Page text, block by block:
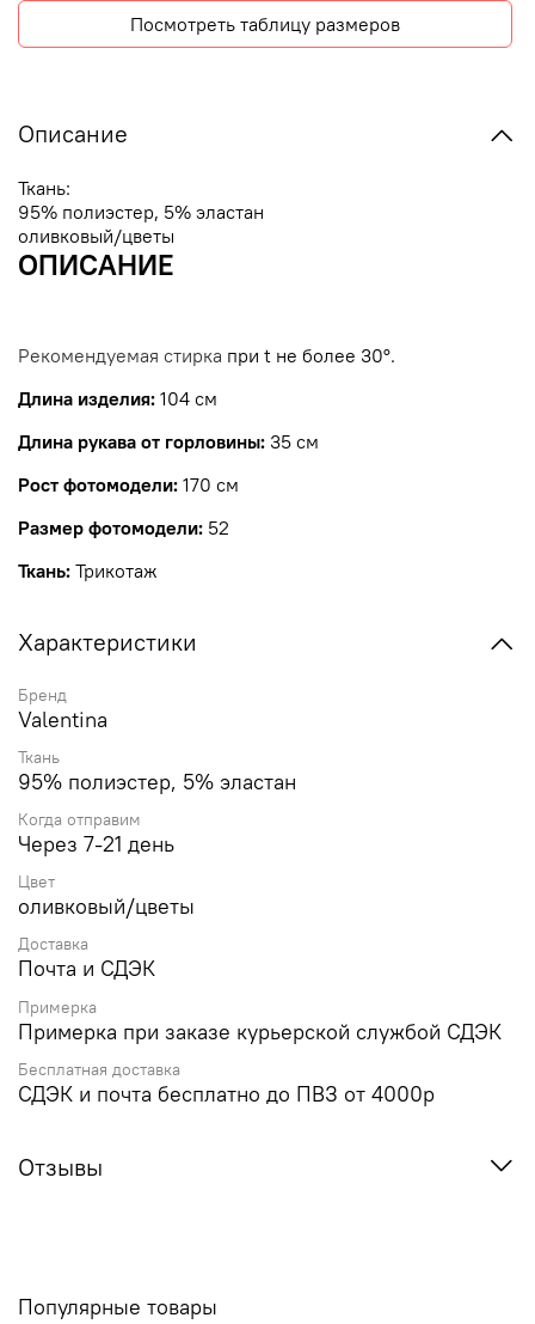
Посмотреть таблицу размеров
Описание
Ткань:
95% полиэстер, 5% эластан
оливковый/цветы
ОПИСАНИЕ
Рекомендуемая стирка при t не более 30°.
Длина изделия: 104 см
Длина рукава от горловины: 35 см
Рост фотомодели: 170 см
Размер фотомодели: 52
Ткань: Трикотаж
Характеристики
Бренд
Valentina
Ткань
95% полиэстер, 5% эластан
Когда отправим
Через 7-21 день
Цвет
оливковый/цветы
Доставка
Почта и СДЭК
Примерка
Примерка при заказе курьерской службой СДЭК
Бесплатная доставка
СДЭК и почта бесплатно до ПВЗ от 4000р
Отзывы
Популярные товары